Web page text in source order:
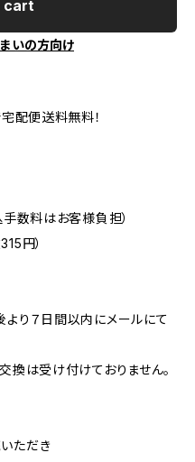
cart
いの方向け
配便送料無料！
数料はお客様負担）
円）
り７日間以内にメールにて
換は受け付けておりません。
ただき